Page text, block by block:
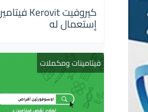
إستعمال له
فيتامينات ومكملات